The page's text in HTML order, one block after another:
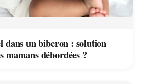
dans un biberon : solution
mamans débordées ?